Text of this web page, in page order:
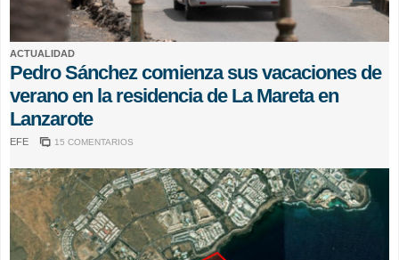
ACTUALIDAD
Pedro Sánchez comienza sus vacaciones de
verano en la residencia de La Mareta en
Lanzarote
EFE 15 COMENTARIOS